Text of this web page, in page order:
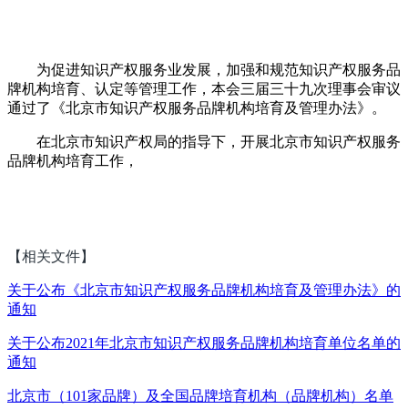
为促进知识产权服务业发展，加强和规范知识产权服务品
牌机构培育、认定等管理工作，本会三届三十九次理事会审议
通过了《北京市知识产权服务品牌机构培育及管理办法》。
在北京市知识产权局的指导下，开展北京市知识产权服务
品牌机构培育工作，
【相关文件】
关于公布《北京市知识产权服务品牌机构培育及管理办法》的
通知
关于公布2021年北京市知识产权服务品牌机构培育单位名单的
通知
北京市（101家品牌）及全国品牌培育机构（品牌机构）名单